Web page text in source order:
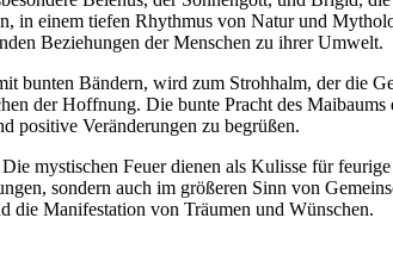
in⁣ einem tiefen Rhythmus von Natur und
Beziehungen⁣ der Menschen zu ihrer Umwelt.
Bändern, wird zum Strohhalm, ⁤der die
der Hoffnung. Die bunte Pracht ⁣des
positive ‌Veränderungen zu begrüßen.
mystischen Feuer dienen als Kulisse für
sondern auch im größeren​ Sinn von
die Manifestation von Träumen und ⁤Wünschen.